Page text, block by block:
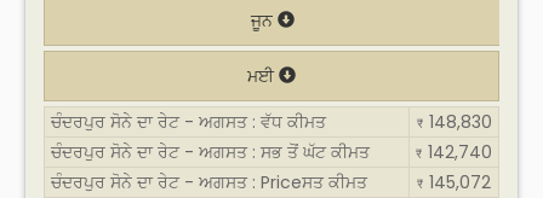
ਜੂਨ
ਮਈ
ਚੰਦਰਪੁਰ ਸੋਨੇ ਦਾ ਰੇਟ - ਅਗਸਤ : ਵੱਧ ਕੀਮਤ
₹ 148,830
ਚੰਦਰਪੁਰ ਸੋਨੇ ਦਾ ਰੇਟ - ਅਗਸਤ : ਸਭ ਤੋਂ ਘੱਟ ਕੀਮਤ
₹ 142,740
ਚੰਦਰਪੁਰ ਸੋਨੇ ਦਾ ਰੇਟ - ਅਗਸਤ : Priceਸਤ ਕੀਮਤ
₹ 145,072